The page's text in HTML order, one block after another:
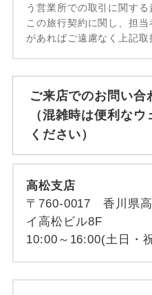
う営業所での取引に関する
この旅行契約に関し、担
があればご遠慮なく上記取
ご来店でのお問い合
（混雑時は便利な
ください）
高松支店
〒760-0017 香川県
イ高松ビル8F
10:00～16:00(土日・